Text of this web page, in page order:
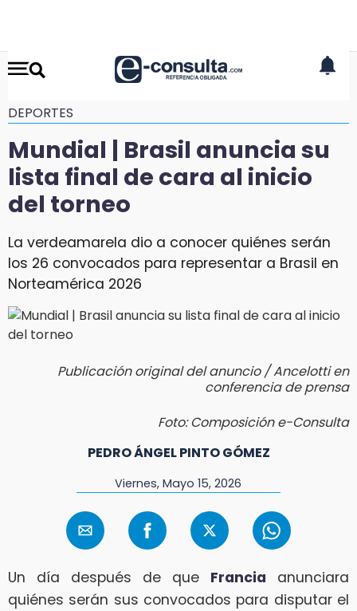
DEPORTES
Mundial | Brasil anuncia su
lista final de cara al inicio
del torneo
La verdeamarela dio a conocer quiénes serán
los 26 convocados para representar a Brasil en
Norteamérica 2026
Publicación original del anuncio / Ancelotti en
conferencia de prensa
Foto: Composición e-Consulta
PEDRO ÁNGEL PINTO GÓMEZ
Viernes, Mayo 15, 2026
Un día después de que Francia anunciara
quiénes serán sus convocados para disputar el